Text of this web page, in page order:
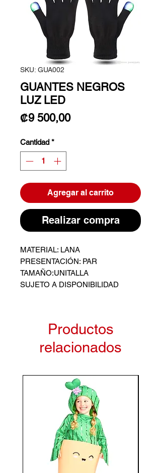
SKU: GUA002
GUANTES NEGROS
LUZ LED
₡9 500,00Precio
Cantidad *
Agregar al carrito
Realizar compra
MATERIAL: LANA
PRESENTACIÓN: PAR
TAMAÑO:UNITALLA
SUJETO A DISPONIBILIDAD
Productos
relacionados